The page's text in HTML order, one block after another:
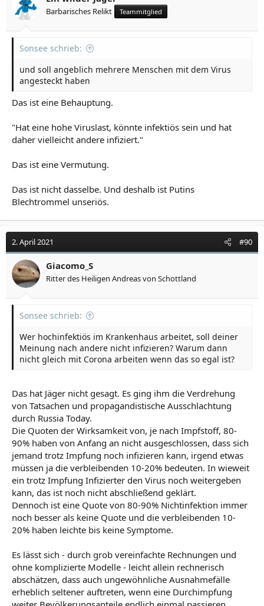
Barbarisches Relikt Teammitglied
Sonsee schrieb:
und soll angeblich mehrere Menschen mit dem Virus
angesteckt haben
Das ist eine Behauptung.
"Hat eine hohe Viruslast, könnte infektiös sein und hat
daher vielleicht andere infiziert."
Das ist eine Vermutung.
Das ist nicht dasselbe. Und deshalb ist Putins
Blechtrommel unseriös.
2. April 2021 #90
Giacomo_S
Ritter des Heiligen Andreas von Schottland
Sonsee schrieb:
Wer hochinfektiös im Krankenhaus arbeitet, soll deiner
Meinung nach andere nicht infizieren? Warum dann
nicht gleich mit Corona arbeiten wenn das so egal ist?
Das hat Jäger nicht gesagt. Es ging ihm die Verdrehung
von Tatsachen und propagandistische Ausschlachtung
durch Russia Today.
Die Quoten der Wirksamkeit von, je nach Impfstoff, 80-
90% haben von Anfang an nicht ausgeschlossen, dass sich
jemand trotz Impfung noch infizieren kann, irgend etwas
müssen ja die verbleibenden 10-20% bedeuten. In wieweit
ein trotz Impfung Infizierter den Virus noch weitergeben
kann, das ist noch nicht abschließend geklärt.
Dennoch ist eine Quote von 80-90% Nichtinfektion immer
noch besser als keine Quote und die verbleibenden 10-
20% haben leichte bis keine Symptome.
Es lässt sich - durch grob vereinfachte Rechnungen und
ohne komplizierte Modelle - leicht allein rechnerisch
abschätzen, dass auch ungewöhnliche Ausnahmefälle
erheblich seltener auftreten, wenn eine Durchimpfung